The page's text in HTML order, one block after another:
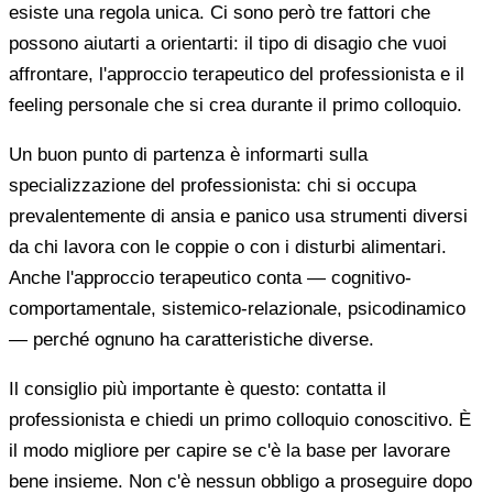
esiste una regola unica. Ci sono però tre fattori che
possono aiutarti a orientarti: il tipo di disagio che vuoi
affrontare, l'approccio terapeutico del professionista e il
feeling personale che si crea durante il primo colloquio.
Un buon punto di partenza è informarti sulla
specializzazione del professionista: chi si occupa
prevalentemente di ansia e panico usa strumenti diversi
da chi lavora con le coppie o con i disturbi alimentari.
Anche l'approccio terapeutico conta — cognitivo-
comportamentale, sistemico-relazionale, psicodinamico
— perché ognuno ha caratteristiche diverse.
Il consiglio più importante è questo: contatta il
professionista e chiedi un primo colloquio conoscitivo. È
il modo migliore per capire se c'è la base per lavorare
bene insieme. Non c'è nessun obbligo a proseguire dopo